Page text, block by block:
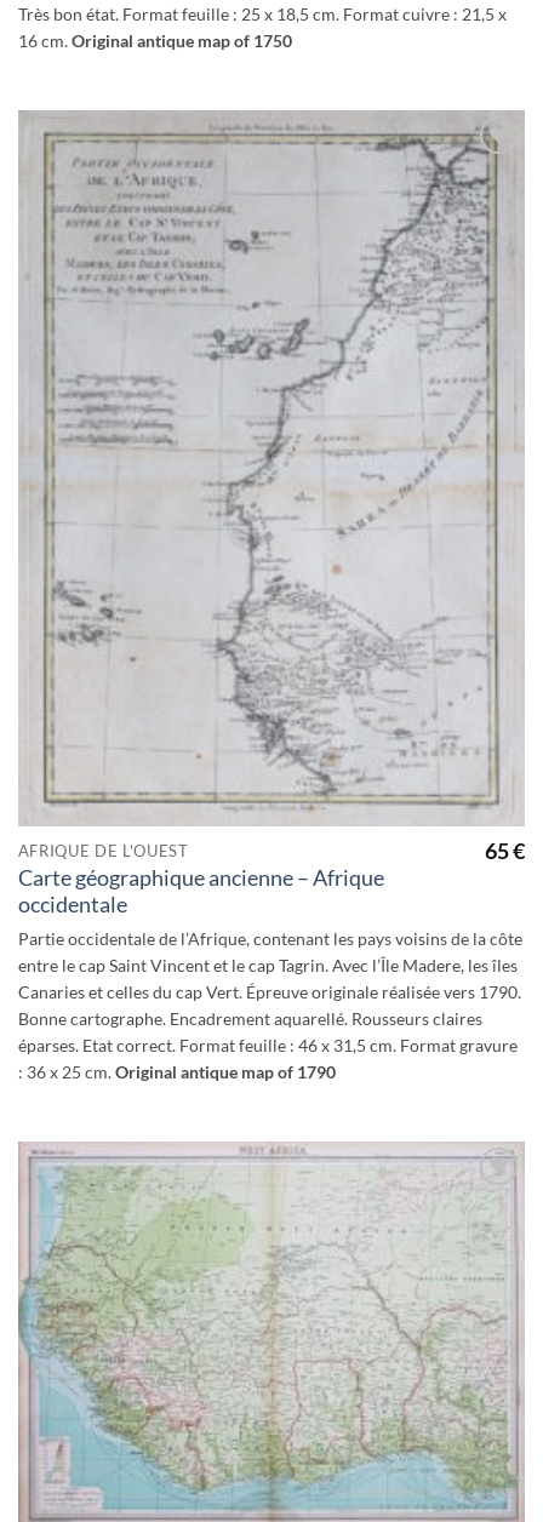
Très bon état. Format feuille : 25 x 18,5 cm. Format cuivre : 21,5 x
16 cm.Original antique map of 1750
à la
wishlist
AFRIQUE DE L'OUEST
Carte géographique ancienne – Afrique
occidentale
65€
Partie occidentale de l’Afrique, contenant les pays voisins de la côte
entre le cap Saint Vincent et le cap Tagrin. Avec l’Île Madere, les îles
Canaries et celles du cap Vert. Épreuve originale réalisée vers 1790.
Bonne cartographe. Encadrement aquarellé. Rousseurs claires
éparses. Etat correct. Format feuille : 46 x 31,5 cm. Format gravure
: 36 x 25 cm.Original antique map of 1790
Ajouter
wishlist